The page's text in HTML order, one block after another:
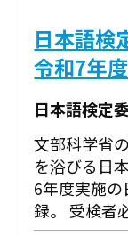
日本語
令和7年
日本語検定
文部科学省
を浴びる日
6年度実施
録。 受検者